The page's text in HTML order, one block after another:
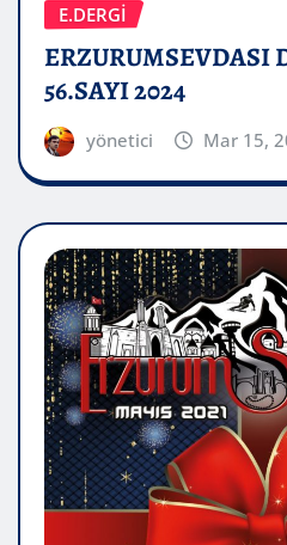
E.DERGİ
ERZURUMSEVDASI
56.SAYI 2024
yönetici Mar 15,